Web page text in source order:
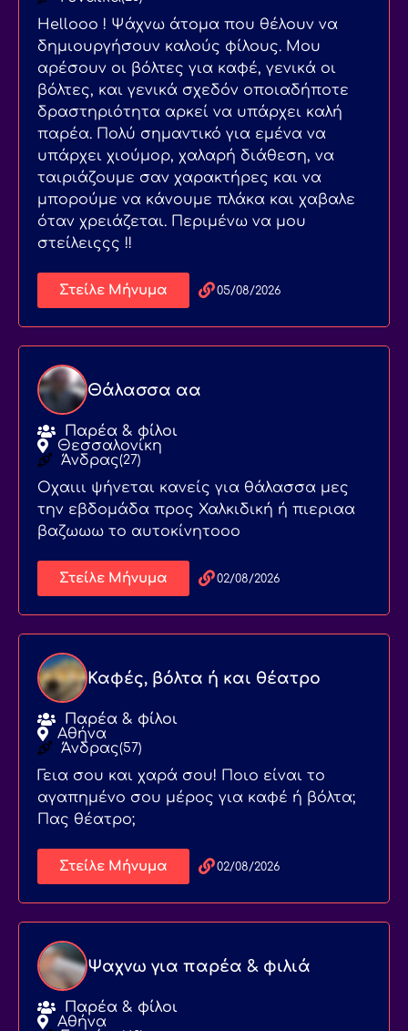
Hellooo ! Ψάχνω άτομα που θέλουν να
δημιουργήσουν καλούς φίλους. Μου
αρέσουν οι βόλτες για καφέ, γενικά οι
βόλτες, και γενικά σχεδόν οποιαδήποτε
δραστηριότητα αρκεί να υπάρχει καλή
παρέα. Πολύ σημαντικό για εμένα να
υπάρχει χιούμορ, χαλαρή διάθεση, να
ταιριάζουμε σαν χαρακτήρες και να
μπορούμε να κάνουμε πλάκα και χαβαλε
όταν χρειάζεται. Περιμένω να μου
στείλειςςς !!
Στείλε Μήνυμα 05/08/2026
Θάλασσα αα
Παρέα & φίλοι
Θεσσαλονίκη
Άνδρας(27)
Οχαιιι ψήνεται κανείς για θάλασσα μες
την εβδομάδα προς Χαλκιδική ή πιεριαα
βαζωωω το αυτοκίνητοοο
Στείλε Μήνυμα 02/08/2026
Καφές, βόλτα ή και θέατρο
Παρέα & φίλοι
Αθήνα
Άνδρας(57)
Γεια σου και χαρά σου! Ποιο είναι το
αγαπημένο σου μέρος για καφέ ή βόλτα;
Πας θέατρο;
Στείλε Μήνυμα 02/08/2026
Ψαχνω για παρέα & φιλιά
Παρέα & φίλοι
Αθήνα